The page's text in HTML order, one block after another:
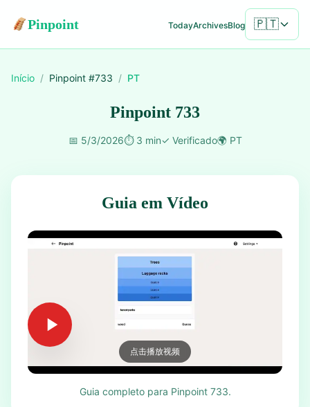
Pinpoint TodayArchivesBlog 🇵🇹
Início / Pinpoint #733 / PT
Pinpoint 733
📅 5/3/2026⏱️ 3 min✓ Verificado🌍 PT
Guia em Vídeo
点击播放视频
Guia completo para Pinpoint 733.